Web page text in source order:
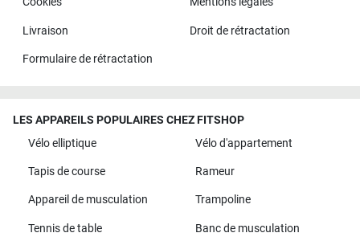
Livraison Droit de rétractation
Formulaire de rétractation
LES APPAREILS POPULAIRES CHEZ FITSHOP
Vélo elliptique
Vélo d'appartement
Tapis de course Rameur
Appareil de musculation Trampoline
Tennis de table Banc de musculation